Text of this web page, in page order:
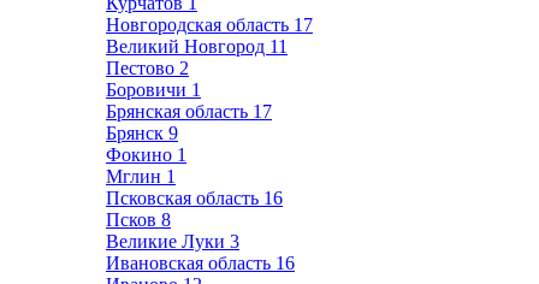
Новгородская область 17
Великий Новгород 11
Пестово 2
Боровичи 1
Брянская область 17
Брянск 9
Фокино 1
Мглин 1
Псковская область 16
Псков 8
Великие Луки 3
Ивановская область 16